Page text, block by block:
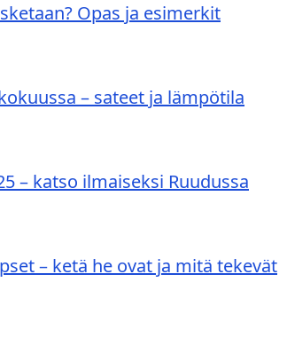
Opas ja esimerkit
– sateet ja lämpötila
– katso ilmaiseksi Ruudussa
– ketä he ovat ja mitä tekevät